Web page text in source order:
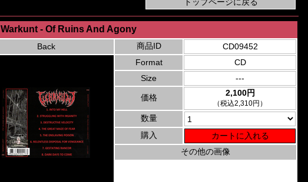
Warkunt - Of Ruins And Agony
Back 商品ID
CD09452
Format
CD
Size
---
価格 2,100円
（税込2,310円）
数量
購入
その他の画像